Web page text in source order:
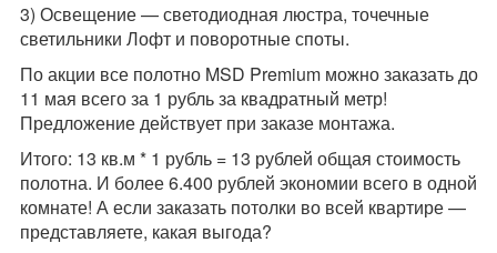
3) Освещение — светодиодная люстра, точечные
светильники Лофт и поворотные споты.
По акции все полотно MSD Premium можно заказать до
11 мая всего за 1 рубль за квадратный метр!
Предложение действует при заказе монтажа.
Итого: 13 кв.м * 1 рубль = 13 рублей общая стоимость
полотна. И более 6.400 рублей экономии всего в одной
комнате! А если заказать потолки во всей квартире —
представляете, какая выгода?